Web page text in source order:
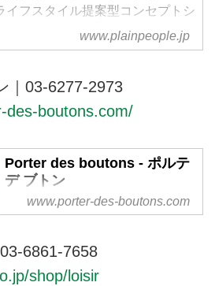
イフスタイル提案型コンセプトシ
www.plainpeople.jp
｜03-6277-2973
des-boutons.com/
Porter des boutons - ポルテ
デ ブトン
"Porter des boutons ＜ポルテ デ
隠れする。何よりも心地良く、長
く大切にしたくなる。Porter des
www.porter-des-boutons.com
6861-7658
shop/loisir